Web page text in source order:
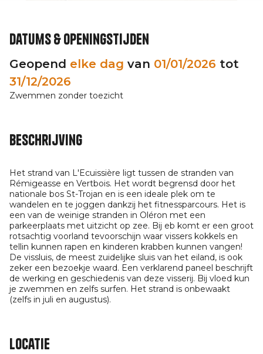
Datums & openingstijden
Geopend elke dag van 01/01/2026 tot
31/12/2026
Zwemmen zonder toezicht
Beschrijving
Het strand van L'Ecuissière ligt tussen de stranden van
Rémigeasse en Vertbois. Het wordt begrensd door het
nationale bos St-Trojan en is een ideale plek om te
wandelen en te joggen dankzij het fitnessparcours. Het is
een van de weinige stranden in Oléron met een
parkeerplaats met uitzicht op zee. Bij eb komt er een groot
rotsachtig voorland tevoorschijn waar vissers kokkels en
tellin kunnen rapen en kinderen krabben kunnen vangen!
De vissluis, de meest zuidelijke sluis van het eiland, is ook
zeker een bezoekje waard. Een verklarend paneel beschrijft
de werking en geschiedenis van deze visserij. Bij vloed kun
je zwemmen en zelfs surfen. Het strand is onbewaakt
(zelfs in juli en augustus).
Locatie